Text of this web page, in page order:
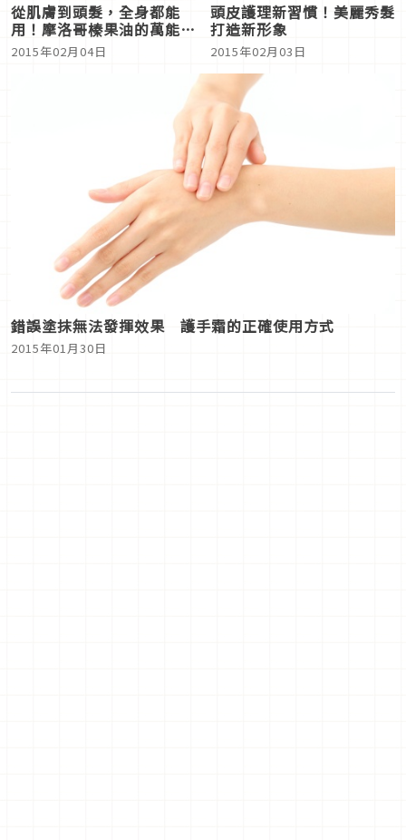
從肌膚到頭髮，全身都能
用！摩洛哥榛果油的萬能美
容力
2015年02月04日
頭皮護理新習慣！美麗秀髮
打造新形象
2015年02月03日
錯誤塗抹無法發揮效果 護手霜的正確使用方式
2015年01月30日